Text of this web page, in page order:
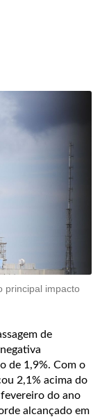
principal impacto
de
de 1,9%. Com o
2,1% acima do
do ano
alcançado em